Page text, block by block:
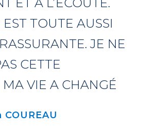
ET À L’ÉCOUTE.
TOUTE AUSSI
JE NE
CETTE
VIE A CHANGÉ